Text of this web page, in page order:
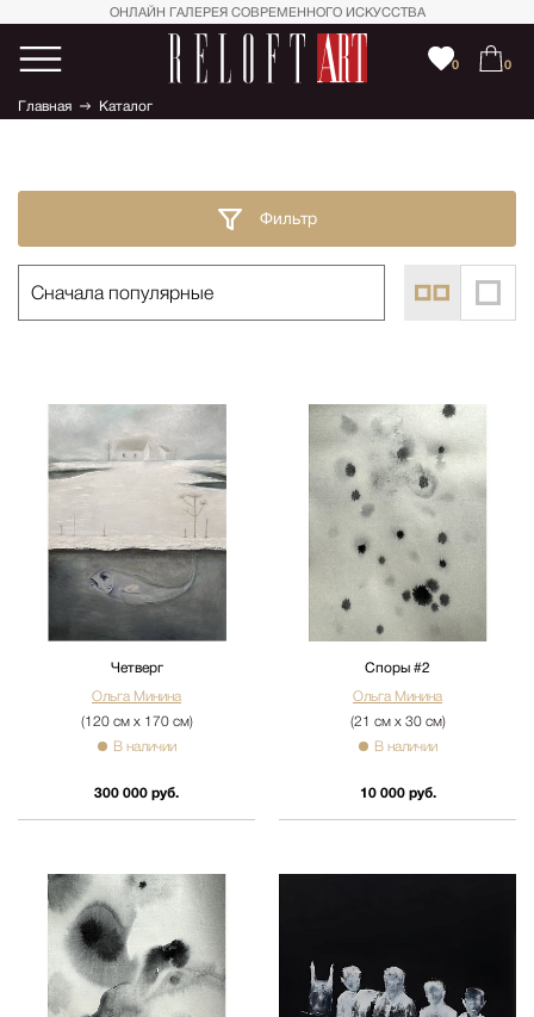
ОНЛАЙН ГАЛЕРЕЯ СОВРЕМЕННОГО ИСКУССТВА
0 0
Главная Каталог
Фильтр
Четверг
Ольга Минина
(120 см х 170 см)
В наличии
300 000 руб.
Споры #2
Ольга Минина
(21 см х 30 см)
В наличии
10 000 руб.